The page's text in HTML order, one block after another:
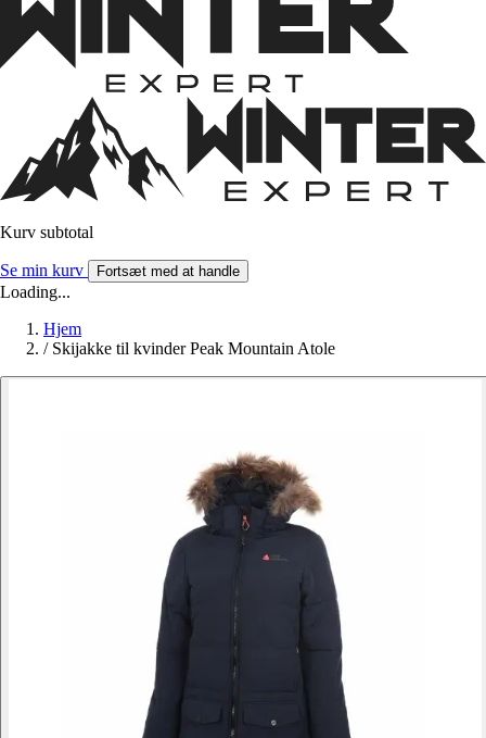
Kurv subtotal
Se min kurv Fortsæt med at handle
Loading...
Hjem
/ Skijakke til kvinder Peak Mountain Atole